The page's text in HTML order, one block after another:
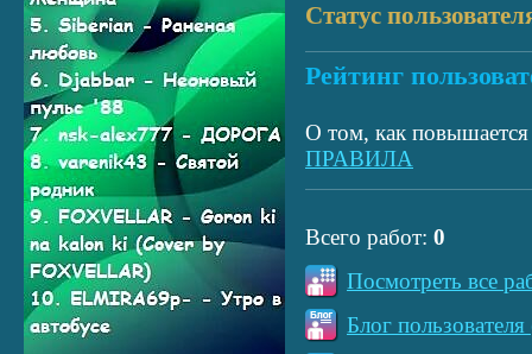
Статус
Рейтинг
О том, как повышается
ПРАВИЛА
Всего работ: 0
Посмотреть все
Блог